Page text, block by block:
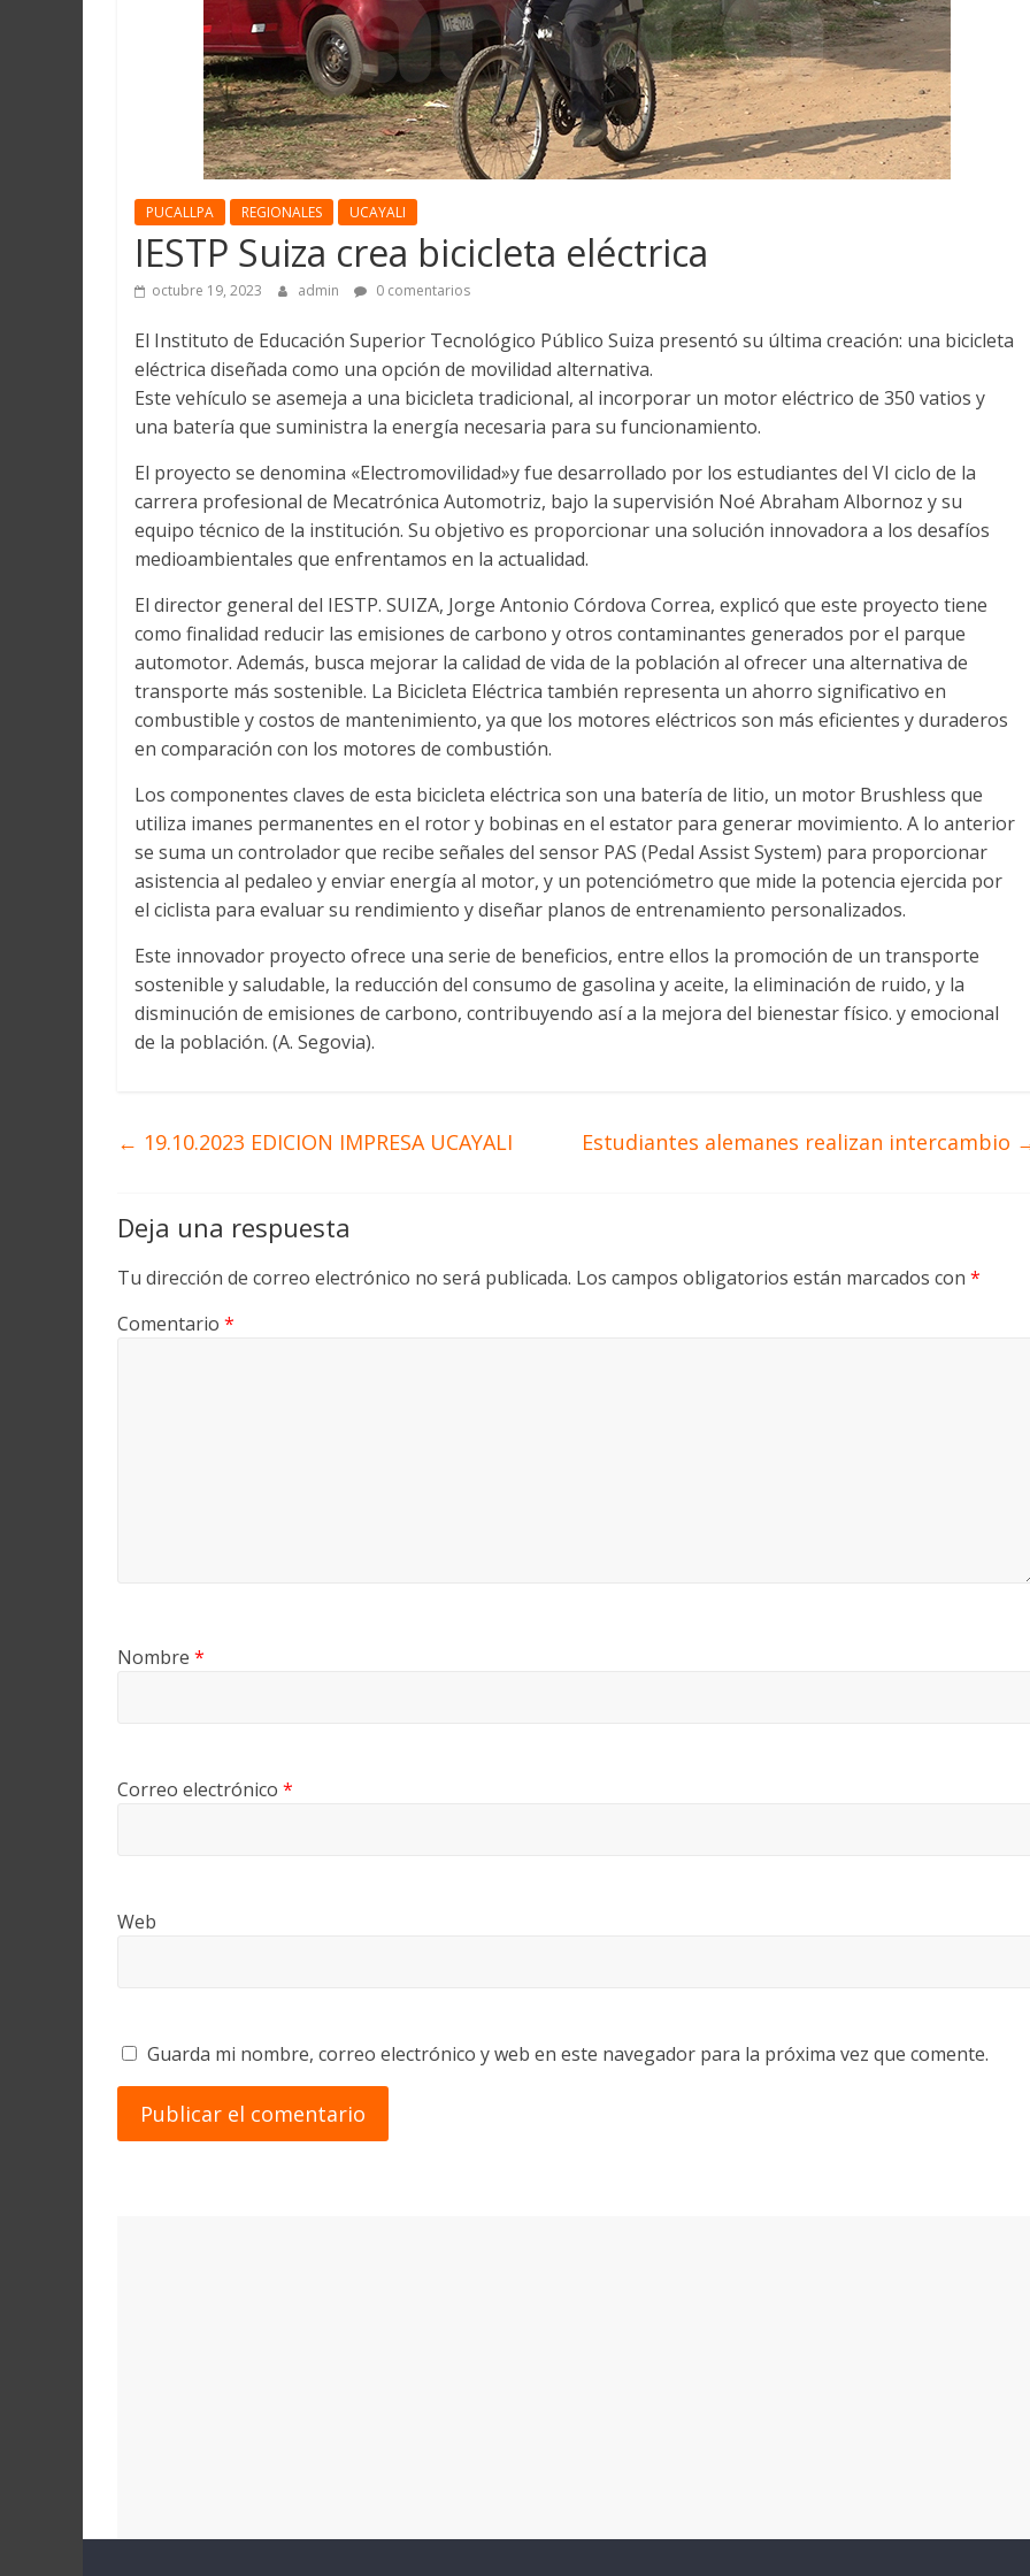
PUCALLPA REGIONALES UCAYALI
IESTP Suiza crea bicicleta eléctrica
octubre 19, 2023 admin 0 comentarios
El Instituto de Educación Superior Tecnológico Público Suiza presentó su última creación: una bicicleta
eléctrica diseñada como una opción de movilidad alternativa.
Este vehículo se asemeja a una bicicleta tradicional, al incorporar un motor eléctrico de 350 vatios y
una batería que suministra la energía necesaria para su funcionamiento.
El proyecto se denomina «Electromovilidad»y fue desarrollado por los estudiantes del VI ciclo de la
carrera profesional de Mecatrónica Automotriz, bajo la supervisión Noé Abraham Albornoz y su
equipo técnico de la institución. Su objetivo es proporcionar una solución innovadora a los desafíos
medioambientales que enfrentamos en la actualidad.
El director general del IESTP. SUIZA, Jorge Antonio Córdova Correa, explicó que este proyecto tiene
como finalidad reducir las emisiones de carbono y otros contaminantes generados por el parque
automotor. Además, busca mejorar la calidad de vida de la población al ofrecer una alternativa de
transporte más sostenible. La Bicicleta Eléctrica también representa un ahorro significativo en
combustible y costos de mantenimiento, ya que los motores eléctricos son más eficientes y duraderos
en comparación con los motores de combustión.
Los componentes claves de esta bicicleta eléctrica son una batería de litio, un motor Brushless que
utiliza imanes permanentes en el rotor y bobinas en el estator para generar movimiento. A lo anterior
se suma un controlador que recibe señales del sensor PAS (Pedal Assist System) para proporcionar
asistencia al pedaleo y enviar energía al motor, y un potenciómetro que mide la potencia ejercida por
el ciclista para evaluar su rendimiento y diseñar planos de entrenamiento personalizados.
Este innovador proyecto ofrece una serie de beneficios, entre ellos la promoción de un transporte
sostenible y saludable, la reducción del consumo de gasolina y aceite, la eliminación de ruido, y la
disminución de emisiones de carbono, contribuyendo así a la mejora del bienestar físico. y emocional
de la población. (A. Segovia).
← 19.10.2023 EDICION IMPRESA UCAYALI Estudiantes alemanes realizan intercambio
Deja una respuesta
Tu dirección de correo electrónico no será publicada. Los campos obligatorios están marcados con *
Comentario *
Nombre *
Correo electrónico *
Web
Guarda mi nombre, correo electrónico y web en este navegador para la próxima vez que comente.